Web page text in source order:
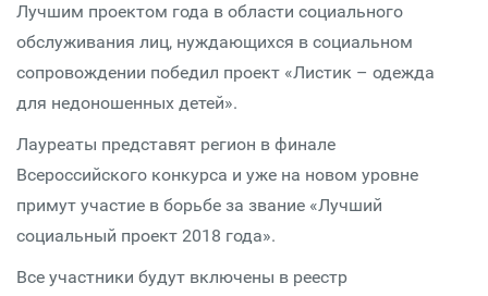
Лучшим проектом года в области социального
обслуживания лиц, нуждающихся в социальном
сопровождении победил проект «Листик – одежда
для недоношенных детей».
Лауреаты представят регион в финале
Всероссийского конкурса и уже на новом уровне
примут участие в борьбе за звание «Лучший
социальный проект 2018 года».
Все участники будут включены в реестр